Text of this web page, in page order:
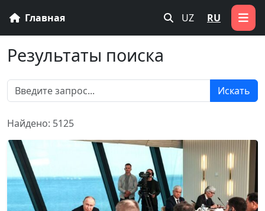
Главная UZ RU
Результаты поиска
Искать
Найдено: 5125